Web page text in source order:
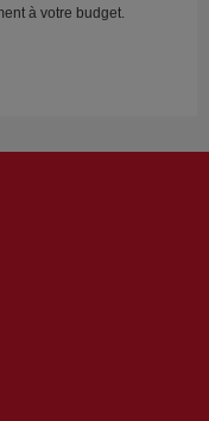
à votre budget.